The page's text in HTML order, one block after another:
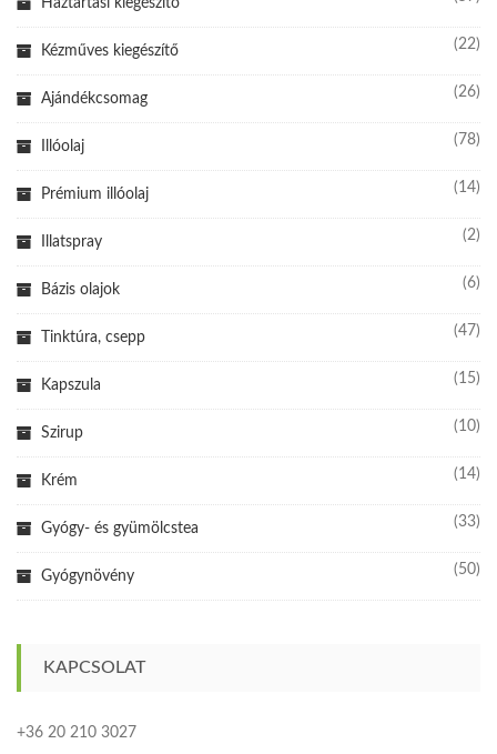
Kézműves kiegészítő (22)
Ajándékcsomag (26)
Illóolaj (78)
Prémium illóolaj (14)
Illatspray (2)
Bázis olajok (6)
Tinktúra, csepp (47)
Kapszula (15)
Szirup (10)
Krém (14)
Gyógy- és gyümölcstea (33)
Gyógynövény (50)
KAPCSOLAT
+36 20 210 3027